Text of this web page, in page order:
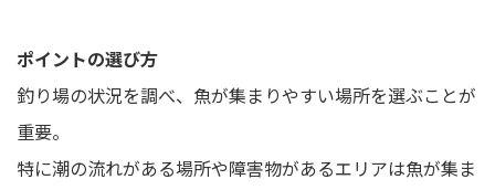
ポイントの選び方
釣り場の状況を調べ、魚が集まりやすい場所を選ぶことが
重要。
特に潮の流れがある場所や障害物があるエリアは魚が集ま